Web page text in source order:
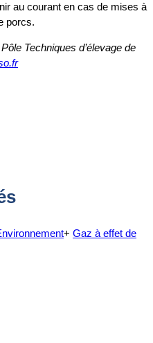
au courant en cas de mises à
porcs.
Techniques d’élevage de
+ Gaz à effet de